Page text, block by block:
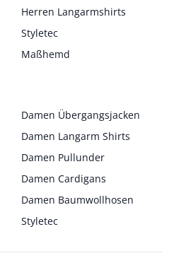
Herren Langarmshirts
Styletec
Maßhemd
Damen Übergangsjacken
Damen Langarm Shirts
Damen Pullunder
Damen Cardigans
Damen Baumwollhosen
Styletec